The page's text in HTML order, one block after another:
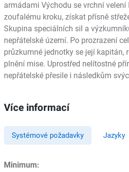
armádami Východu se vrchní velení
zoufalému kroku, získat přísně
Skupina speciálních sil a
nepřátelské území. Po prozrazení
průzkumné jednotky se její kapitán,
plnění mise. Uprostřed nelítostné
nepřátelské přesile i následkům
Více informací
Systémové požadavky Jazyky
Minimum: